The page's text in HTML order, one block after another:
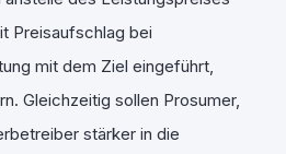
Preisaufschlag bei
mit dem Ziel eingeführt,
Gleichzeitig sollen Prosumer,
stärker in die